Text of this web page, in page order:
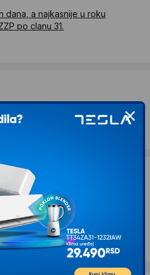
dana, a najkasnije u roku
po clanu 31.
u roku od 2 do 5 radnih
08D6MT LITE
crni